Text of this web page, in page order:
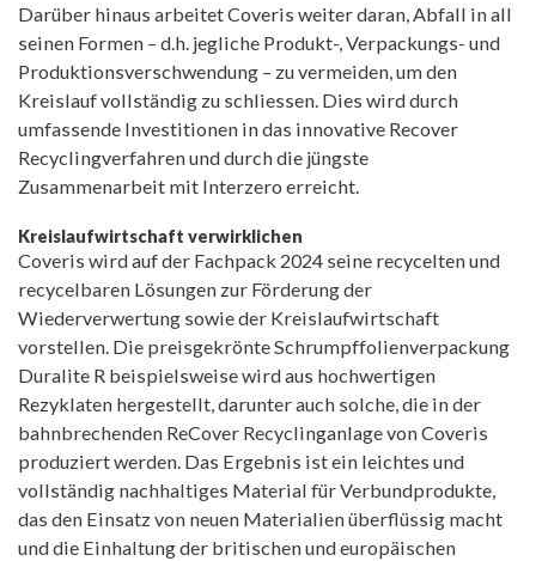
Darüber hinaus arbeitet Coveris weiter daran, Abfall in all
seinen Formen – d.h. jegliche Produkt-, Verpackungs- und
Produktionsverschwendung – zu vermeiden, um den
Kreislauf vollständig zu schliessen. Dies wird durch
umfassende Investitionen in das innovative Recover
Recyclingverfahren und durch die jüngste
Zusammenarbeit mit Interzero erreicht.
Kreislaufwirtschaft verwirklichen
Coveris wird auf der Fachpack 2024 seine recycelten und
recycelbaren Lösungen zur Förderung der
Wiederverwertung sowie der Kreislaufwirtschaft
vorstellen. Die preisgekrönte Schrumpffolienverpackung
Duralite R beispielsweise wird aus hochwertigen
Rezyklaten hergestellt, darunter auch solche, die in der
bahnbrechenden ReCover Recyclinganlage von Coveris
produziert werden. Das Ergebnis ist ein leichtes und
vollständig nachhaltiges Material für Verbundprodukte,
das den Einsatz von neuen Materialien überflüssig macht
und die Einhaltung der britischen und europäischen